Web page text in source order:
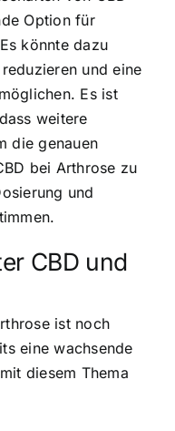
Option für
könnte dazu
und eine
Es ist
weitere
die genauen
bei Arthrose zu
und
CBD und
ist noch
eine wachsende
diesem Thema